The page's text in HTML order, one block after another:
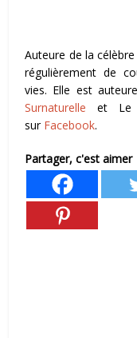
Auteure de la célèbre
régulièrement de
vies. Elle est
Surnaturelle et Le
surFacebook.
Partager, c'est aimer